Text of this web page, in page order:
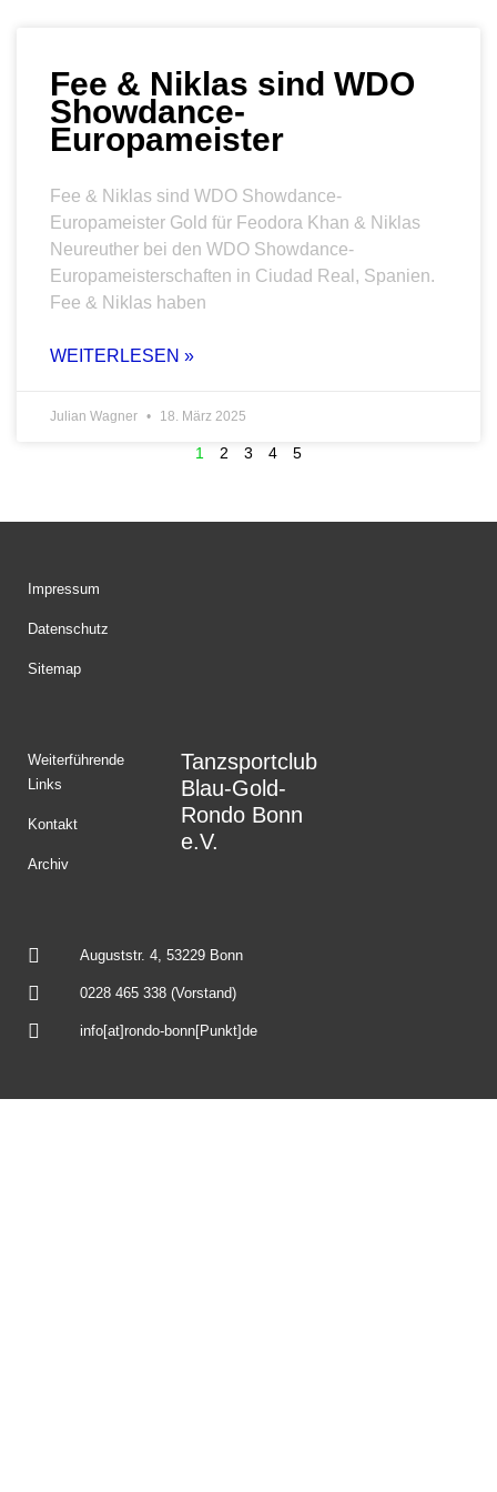
Fee & Niklas sind WDO
Showdance-
Europameister
Fee & Niklas sind WDO Showdance-
Europameister Gold für Feodora Khan & Niklas
Neureuther bei den WDO Showdance-
Europameisterschaften in Ciudad Real, Spanien.
Fee & Niklas haben
WEITERLESEN »
Julian Wagner 18. März 2025
1 2 3 4 5
Impressum
Datenschutz
Sitemap
Weiterführende
Links
Kontakt
Archiv
Tanzsportclub
Blau-Gold-
Rondo Bonn
e.V.
Auguststr. 4, 53229 Bonn
0228 465 338 (Vorstand)
info[at]rondo-bonn[Punkt]de